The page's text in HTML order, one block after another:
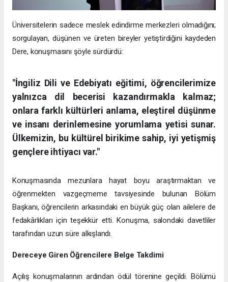
Üniversitelerin sadece meslek edindirme merkezleri olmadığını;
sorgulayan, düşünen ve üreten bireyler yetiştirdiğini kaydeden
Dere, konuşmasını şöyle sürdürdü:
"İngiliz Dili ve Edebiyatı eğitimi, öğrencilerimize
yalnızca dil becerisi kazandırmakla kalmaz;
onlara farklı kültürleri anlama, eleştirel düşünme
ve insanı derinlemesine yorumlama yetisi sunar.
Ülkemizin, bu kültürel birikime sahip, iyi yetişmiş
gençlere ihtiyacı var."
Konuşmasında mezunlara hayat boyu araştırmaktan ve
öğrenmekten vazgeçmeme tavsiyesinde bulunan Bölüm
Başkanı, öğrencilerin arkasındaki en büyük güç olan ailelere de
fedakârlıkları için teşekkür etti. Konuşma, salondaki davetliler
tarafından uzun süre alkışlandı.
Dereceye Giren Öğrencilere Belge Takdimi
Açılış konuşmalarının ardından ödül törenine geçildi. Bölümü